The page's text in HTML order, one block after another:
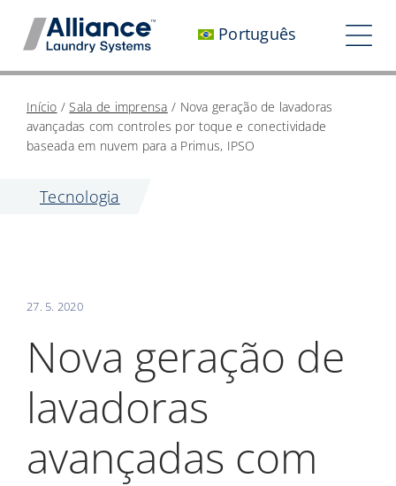
para
Português
Trabalhe conosco
Entre em contato conosco
My Alliance
Início /Sala de imprensa / Nova geração de lavadoras
avançadas com controles por toque e conectividade
baseada em nuvem para a Primus, IPSO
Tecnologia
27. 5. 2020
Nova geração de
lavadoras
avançadas com